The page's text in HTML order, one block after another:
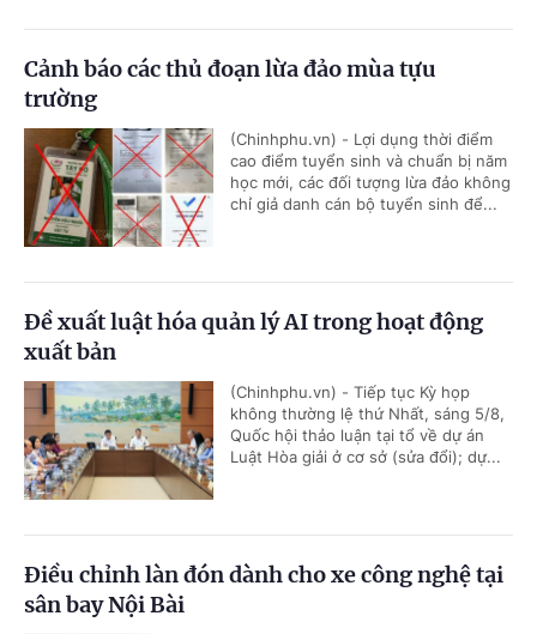
Cảnh báo các thủ đoạn lừa đảo mùa tựu
trường
(Chinhphu.vn) - Lợi dụng thời điểm
cao điểm tuyển sinh và chuẩn bị năm
học mới, các đối tượng lừa đảo không
chỉ giả danh cán bộ tuyển sinh để...
Đề xuất luật hóa quản lý AI trong hoạt động
xuất bản
(Chinhphu.vn) - Tiếp tục Kỳ họp
không thường lệ thứ Nhất, sáng 5/8,
Quốc hội thảo luận tại tổ về dự án
Luật Hòa giải ở cơ sở (sửa đổi); dự...
Điều chỉnh làn đón dành cho xe công nghệ tại
sân bay Nội Bài